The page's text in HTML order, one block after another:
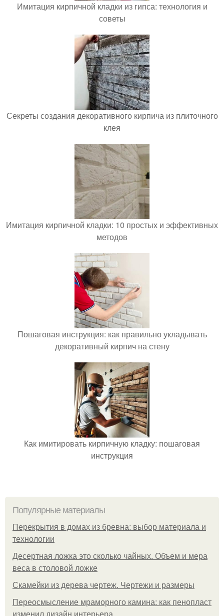
Имитация кирпичной кладки из гипса: технология и
советы
Секреты создания декоративного кирпича из плиточного
клея
Имитация кирпичной кладки: 10 простых и эффективных
методов
Пошаговая инструкция: как правильно укладывать
декоративный кирпич на стену
Как имитировать кирпичную кладку: пошаговая
инструкция
Популярные материалы
Перекрытия в домах из бревна: выбор материала и
технологии
Десертная ложка это сколько чайных. Объем и мера
веса в столовой ложке
Скамейки из дерева чертеж. Чертежи и размеры
Переосмысление мраморного камина: как пенопласт